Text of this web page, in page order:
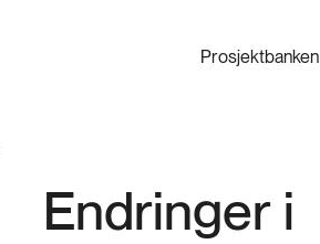
Prosjektbanken
Endringer i